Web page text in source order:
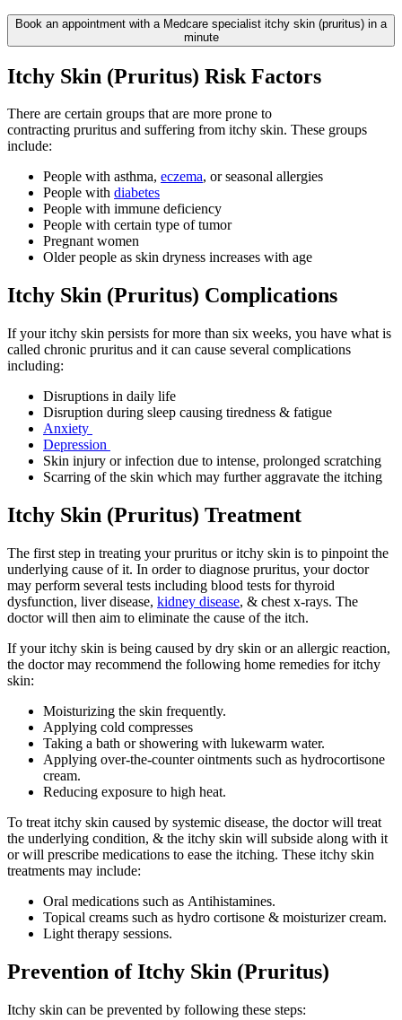
Book an appointment with a Medcare specialist itchy skin (pruritus) in a
minute
Itchy Skin (Pruritus) Risk Factors
There are certain groups that are more prone to
contracting pruritus and suffering from itchy skin. These groups
include:
People with asthma, eczema, or seasonal allergies
People with diabetes
People with immune deficiency
People with certain type of tumor
Pregnant women
Older people as skin dryness increases with age
Itchy Skin (Pruritus) Complications
If your itchy skin persists for more than six weeks, you have what is
called chronic pruritus and it can cause several complications
including:
Disruptions in daily life
Disruption during sleep causing tiredness & fatigue
Anxiety
Depression
Skin injury or infection due to intense, prolonged scratching
Scarring of the skin which may further aggravate the itching
Itchy Skin (Pruritus) Treatment
The first step in treating your pruritus or itchy skin is to pinpoint the
underlying cause of it. In order to diagnose pruritus, your doctor
may perform several tests including blood tests for thyroid
dysfunction, liver disease, kidney disease, & chest x-rays. The
doctor will then aim to eliminate the cause of the itch.
If your itchy skin is being caused by dry skin or an allergic reaction,
the doctor may recommend the following home remedies for itchy
skin:
Moisturizing the skin frequently.
Applying cold compresses
Taking a bath or showering with lukewarm water.
Applying over-the-counter ointments such as hydrocortisone
cream.
Reducing exposure to high heat.
To treat itchy skin caused by systemic disease, the doctor will treat
the underlying condition, & the itchy skin will subside along with it
or will prescribe medications to ease the itching. These itchy skin
treatments may include:
Oral medications such as Antihistamines.
Topical creams such as hydro cortisone & moisturizer cream.
Light therapy sessions.
Prevention of Itchy Skin (Pruritus)
Itchy skin can be prevented by following these steps: